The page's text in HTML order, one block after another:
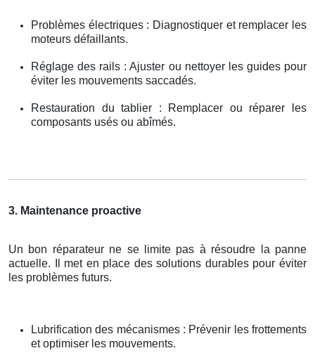
Problèmes électriques : Diagnostiquer et remplacer les
moteurs défaillants.
Réglage des rails : Ajuster ou nettoyer les guides pour
éviter les mouvements saccadés.
Restauration du tablier : Remplacer ou réparer les
composants usés ou abîmés.
3. Maintenance proactive
Un bon réparateur ne se limite pas à résoudre la panne
actuelle. Il met en place des solutions durables pour éviter
les problèmes futurs.
Lubrification des mécanismes : Prévenir les frottements
et optimiser les mouvements.